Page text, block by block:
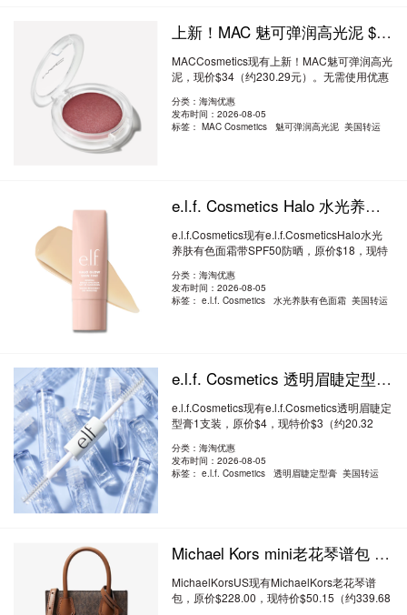
上新！MAC 魅可弹润高光泥 $34（约230.29元）
MACCosmetics现有上新！MAC魅可弹润高光
泥，现价$34（约230.29元）。无需使用优惠
分类：海淘优惠
发布时间：2026-08-05
标签：MAC Cosmetics 魅可弹润高光泥 美国转运
e.l.f. Cosmetics Halo 水光养肤有色面霜 带SPF50 防晒 7.8折 $14（约94.83元）
e.l.f.Cosmetics现有e.l.f.CosmeticsHalo水光
养肤有色面霜带SPF50防晒，原价$18，现特
分类：海淘优惠
发布时间：2026-08-05
标签：e.l.f. Cosmetics 水光养肤有色面霜 美国转运
e.l.f. Cosmetics 透明眉睫定型膏 1支装 7.5折 $3（约20.32元）
e.l.f.Cosmetics现有e.l.f.Cosmetics透明眉睫定
型膏1支装，原价$4，现特价$3（约20.32
分类：海淘优惠
发布时间：2026-08-05
标签：e.l.f. Cosmetics 透明眉睫定型膏 美国转运
Michael Kors mini老花琴谱包 2.2折 $50.15（约339.68元）
MichaelKorsUS现有MichaelKors老花琴谱
包，原价$228.00，现特价$50.15（约339.68